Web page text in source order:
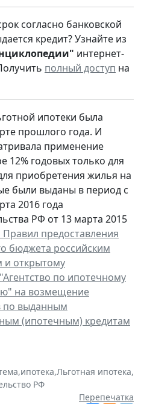
согласно банковской
кредит? Узнайте из
интернет-
полный доступ на
ипотеки была
прошлого года. И
применение
12% годовых только для
приобретения жилья на
были выданы в период с
2016 года
РФ от 13 марта 2015
предоставления
бюджета российским
и открытому
по ипотечному
на возмещение
по выданным
(ипотечным) кредитам
,ипотека,Льготная ипотека,
РФ
Перепечатка